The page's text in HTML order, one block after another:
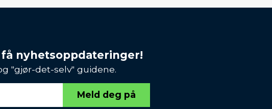
nyhetsoppdateringer!
"gjør-det-selv" guidene.
Meld deg på